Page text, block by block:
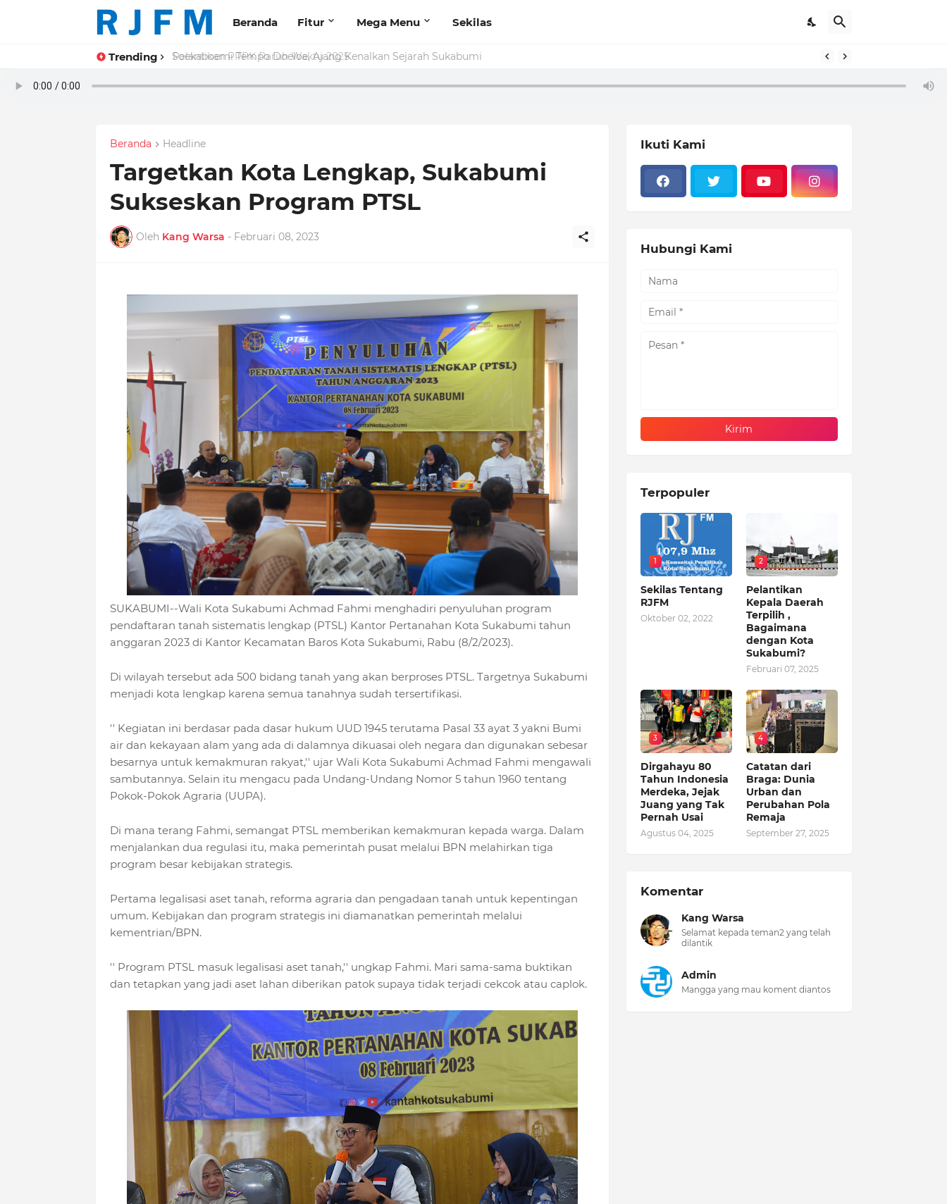
Beranda Fitur Mega Menu Sekilas
Trending Pelantikan PPPK Paruh Waktu 2025
Beranda Headline
Targetkan Kota Lengkap, Sukabumi
Sukseskan Program PTSL
Oleh Kang Warsa - Februari 08, 2023
SUKABUMI--Wali Kota Sukabumi Achmad Fahmi menghadiri penyuluhan program
pendaftaran tanah sistematis lengkap (PTSL) Kantor Pertanahan Kota Sukabumi tahun
anggaran 2023 di Kantor Kecamatan Baros Kota Sukabumi, Rabu (8/2/2023).
Di wilayah tersebut ada 500 bidang tanah yang akan berproses PTSL. Targetnya Sukabumi
menjadi kota lengkap karena semua tanahnya sudah tersertifikasi.
'' Kegiatan ini berdasar pada dasar hukum UUD 1945 terutama Pasal 33 ayat 3 yakni Bumi
air dan kekayaan alam yang ada di dalamnya dikuasai oleh negara dan digunakan sebesar
besarnya untuk kemakmuran rakyat,'' ujar Wali Kota Sukabumi Achmad Fahmi mengawali
sambutannya. Selain itu mengacu pada Undang-Undang Nomor 5 tahun 1960 tentang
Pokok-Pokok Agraria (UUPA).
Di mana terang Fahmi, semangat PTSL memberikan kemakmuran kepada warga. Dalam
menjalankan dua regulasi itu, maka pemerintah pusat melalui BPN melahirkan tiga
program besar kebijakan strategis.
Pertama legalisasi aset tanah, reforma agraria dan pengadaan tanah untuk kepentingan
umum. Kebijakan dan program strategis ini diamanatkan pemerintah melalui
kementrian/BPN.
'' Program PTSL masuk legalisasi aset tanah,'' ungkap Fahmi. Mari sama-sama buktikan
dan tetapkan yang jadi aset lahan diberikan patok supaya tidak terjadi cekcok atau caplok.
Ikuti Kami
Hubungi Kami
Terpopuler
1
Sekilas Tentang
RJFM
Oktober 02, 2022
2
Pelantikan
Kepala Daerah
Terpilih ,
Bagaimana
dengan Kota
Sukabumi?
Februari 07, 2025
3
Dirgahayu 80
Tahun Indonesia
Merdeka, Jejak
Juang yang Tak
Pernah Usai
Agustus 04, 2025
4
Catatan dari
Braga: Dunia
Urban dan
Perubahan Pola
Remaja
September 27, 2025
Komentar
Kang Warsa
Selamat kepada teman2 yang telah
dilantik
Admin
Mangga yang mau koment diantos